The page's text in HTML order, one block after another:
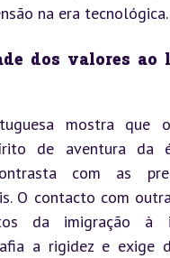
na era tecnológica.
dos valores ao
mostra que
de aventura da
com as
O contacto com
da imigração à
a rigidez e exige